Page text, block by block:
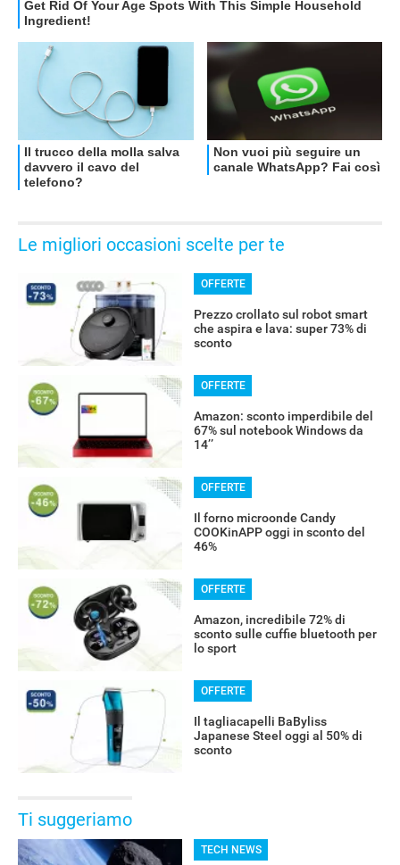
OFFERTE
Le migliori occasioni scelte per te
OFFERTE
Prezzo crollato sul robot smart
che aspira e lava: super 73% di
sconto
OFFERTE
Amazon: sconto imperdibile del
67% sul notebook Windows da
14’’
OFFERTE
Il forno microonde Candy
COOKinAPP oggi in sconto del
46%
OFFERTE
Amazon, incredibile 72% di
sconto sulle cuffie bluetooth per
lo sport
OFFERTE
Il tagliacapelli BaByliss
Japanese Steel oggi al 50% di
sconto
Ti suggeriamo
TECH NEWS